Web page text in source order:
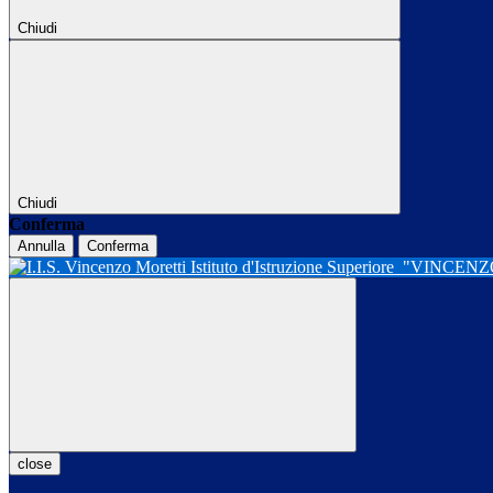
Chiudi
Chiudi
Conferma
Annulla Conferma
Istituto d'Istruzione Superiore
close